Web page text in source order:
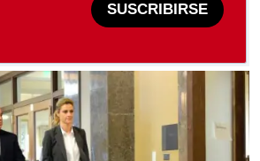
SUSCRIBIRSE